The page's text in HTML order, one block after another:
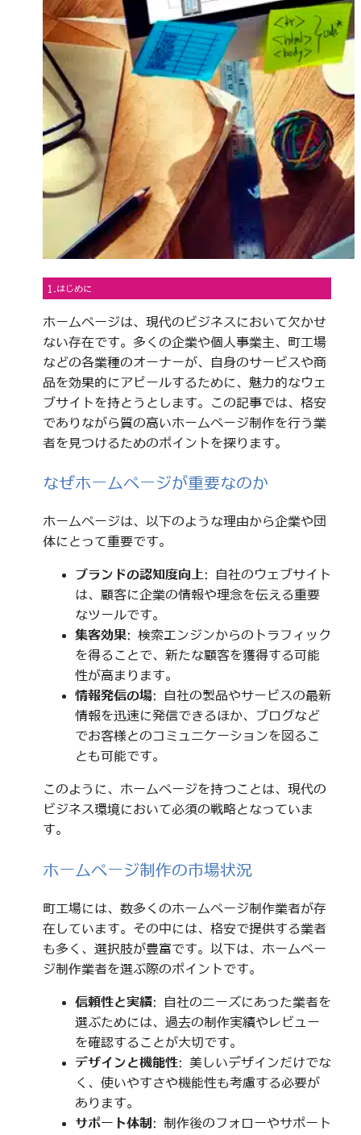
1.はじめに
ホームページは、現代のビジネスにおいて欠かせ
ない存在です。多くの企業や個人事業主、町工場
などの各業種のオーナーが、自身のサービスや商
品を効果的にアピールするために、魅力的なウェ
ブサイトを持とうとします。この記事では、格安
でありながら質の高いホームページ制作を行う業
者を見つけるためのポイントを探ります。
なぜホームページが重要なのか
ホームページは、以下のような理由から企業や団
体にとって重要です。
ブランドの認知度向上: 自社のウェブサイト
は、顧客に企業の情報や理念を伝える重要
なツールです。
集客効果: 検索エンジンからのトラフィック
を得ることで、新たな顧客を獲得する可能
性が高まります。
情報発信の場: 自社の製品やサービスの最新
情報を迅速に発信できるほか、ブログなど
でお客様とのコミュニケーションを図るこ
とも可能です。
このように、ホームページを持つことは、現代の
ビジネス環境において必須の戦略となっていま
す。
ホームページ制作の市場状況
町工場には、数多くのホームページ制作業者が存
在しています。その中には、格安で提供する業者
も多く、選択肢が豊富です。以下は、ホームペー
ジ制作業者を選ぶ際のポイントです。
信頼性と実績: 自社のニーズにあった業者を
選ぶためには、過去の制作実績やレビュー
を確認することが大切です。
デザインと機能性: 美しいデザインだけでな
く、使いやすさや機能性も考慮する必要が
あります。
サポート体制 : 制作後のフォローやサポート